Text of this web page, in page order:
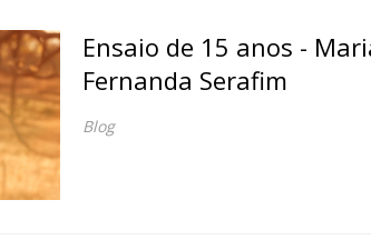
Ensaio de 15 anos -
Fernanda Serafim
Blog